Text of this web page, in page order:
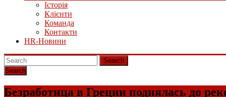
Історія
Клієнти
Команда
Контакти
HR-Новини
Search
Безработица в Греции поднялась до